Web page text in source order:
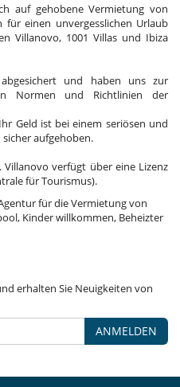
auf gehobene Vermietung von
einen unvergesslichen Urlaub
Villanovo, 1001 Villas und Ibiza
und haben uns zur
Normen und Richtlinien der
Geld ist bei einem seriösen und
aufgehoben.
verfügt über eine Lizenz
für Tourismus).
für die Vermietung von
Kinder willkommen, Beheizter
erhalten Sie Neuigkeiten von
ANMELDEN